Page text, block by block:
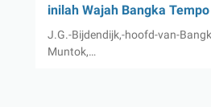
inilah Wajah Bangka
J.G.-Bijdendijk,-hoofd-van-
Muntok,…